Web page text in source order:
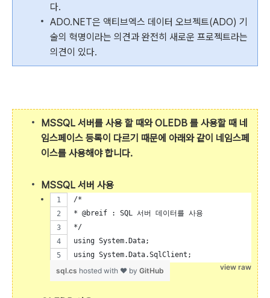
다.
ADO.NET은 액티브엑스 데이터 오브젝트(ADO) 기
술의 혁명이라는 의견과 완전히 새로운 프로젝트라는
의견이 있다.
MSSQL 서버를 사용 할 때와 OLEDB 를 사용할 때 네
임스페이스 등록이 다르기 때문에 아래와 같이 네임스페
이스를 사용해야 합니다.
MSSQL 서버 사용
/*
* @breif : SQL 서버 데이터를 사용
*/
using System.Data;
using System.Data.SqlClient;
view raw
sql.cs hosted with ❤ by GitHub